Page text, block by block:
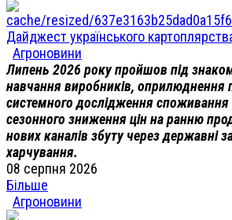
Дайджест українського
Агроновини
Липень 2026 року пройшов під
навчання виробників, оприлюднення
системного дослідження споживання
сезонного зниження цін на ранню
нових каналів збуту через державні
харчування.
08 серпня 2026
Більше
Агроновини